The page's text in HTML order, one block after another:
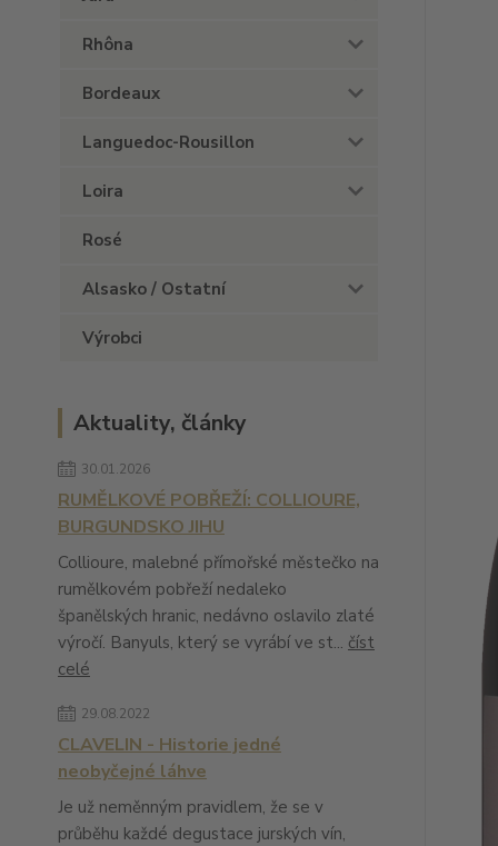
Rhôna
Bordeaux
Languedoc-Rousillon
Loira
Rosé
Alsasko / Ostatní
Výrobci
Aktuality, články
30.01.2026
RUMĚLKOVÉ POBŘEŽÍ: COLLIOURE,
BURGUNDSKO JIHU
Collioure, malebné přímořské městečko na
rumělkovém pobřeží nedaleko
španělských hranic, nedávno oslavilo zlaté
výročí. Banyuls, který se vyrábí ve st... číst
celé
29.08.2022
CLAVELIN - Historie jedné
neobyčejné láhve
Je už neměnným pravidlem, že se v
průběhu každé degustace jurských vín,